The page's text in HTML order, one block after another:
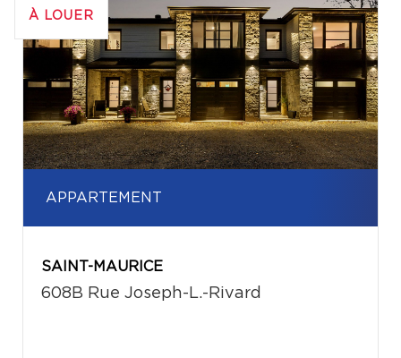
À LOUER
APPARTEMENT
SAINT-MAURICE
608B Rue Joseph-L.-Rivard